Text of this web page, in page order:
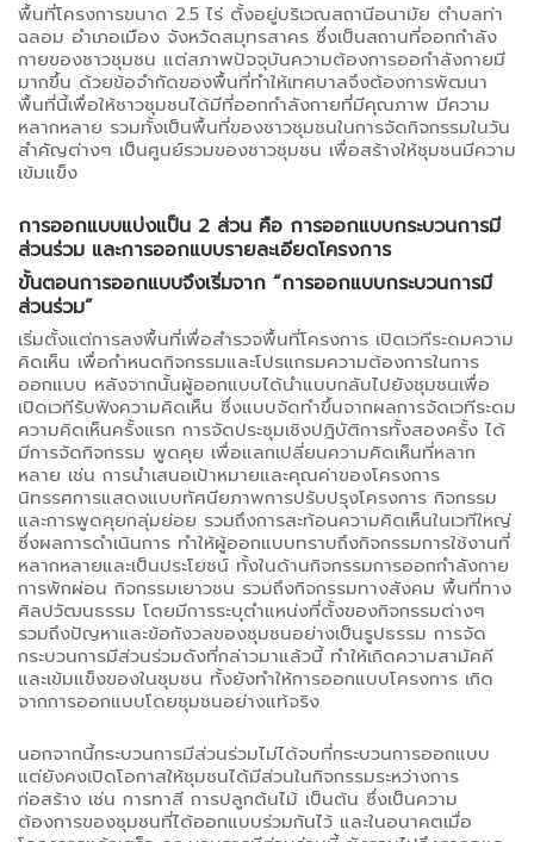
พื้นที่โครงการขนาด 2.5 ไร่ ตั้งอยู่บริเวณสถานีอนามัย ตำบลท่า
ฉลอม อำเภอเมือง จังหวัดสมุทรสาคร ซึ่งเป็นสถานที่ออกกำลัง
กายของชาวชุมชน แต่สภาพปัจจุบันความต้องการออกำลังกายมี
มากขึ้น ด้วยข้อจำกัดของพื้นที่ทำให้เทศบาลจึงต้องการพัฒนา
พื้นที่นี้เพื่อให้ชาวชุมชนได้มีที่ออกกำลังกายที่มีคุณภาพ มีความ
หลากหลาย รวมทั้งเป็นพื้นที่ของชาวชุมชนในการจัดกิจกรรมในวัน
สำคัญต่างๆ เป็นศูนย์รวมของชาวชุมชน เพื่อสร้างให้ชุมชนมีความ
เข้มแข็ง
การออกแบบแบ่งแป็น 2 ส่วน คือ การออกแบบกระบวนการมี
ส่วนร่วม และการออกแบบรายละเอียดโครงการ
ขั้นตอนการออกแบบจึงเริ่มจาก “การออกแบบกระบวนการมี
ส่วนร่วม”
เริ่มตั้งแต่การลงพื้นที่เพื่อสำรวจพื้นที่โครงการ เปิดเวทีระดมความ
คิดเห็น เพื่อกำหนดกิจกรรมและโปรแกรมความต้องการในการ
ออกแบบ หลังจากนั้นผู้ออกแบบได้นำแบบกลับไปยังชุมชนเพื่อ
เปิดเวทีรับฟังความคิดเห็น ซึ่งแบบจัดทำขึ้นจากผลการจัดเวทีระดม
ความคิดเห็นครั้งแรก การจัดประชุมเชิงปฎิบัติการทั้งสองครั้ง ได้
มีการจัดกิจกรรม พูดคุย เพื่อแลกเปลี่ยนความคิดเห็นที่หลาก
หลาย เช่น การนำเสนอเป้าหมายและคุณค่าของโครงการ
นิทรรศการแสดงแบบทัศนียภาพการปรับปรุงโครงการ กิจกรรม
และการพูดคุยกลุ่มย่อย รวมถึงการสะท้อนความคิดเห็นในเวทีใหญ่
ซึ่งผลการดำเนินการ ทำให้ผู้ออกแบบทราบถึงกิจกรรมการใช้งานที่
หลากหลายและเป็นประโยชน์ ทั้งในด้านกิจกรรมการออกกำลังกาย
การพักผ่อน กิจกรรมเยาวชน รวมถึงกิจกรรมทางสังคม พื้นที่ทาง
ศิลปวัฒนธรรม โดยมีการระบุตำแหน่งที่ตั้งของกิจกรรมต่างๆ
รวมถึงปัญหาและข้อกังวลของชุมชนอย่างเป็นรูปธรรม การจัด
กระบวนการมีส่วนร่วมดังที่กล่าวมาแล้วนี้ ทำให้เกิดความสามัคคี
และเข้มแข็งของในชุมชน ทั้งยังทำให้การออกแบบโครงการ เกิด
จากการออกแบบโดยชุมชนอย่างแท้จริง
นอกจากนี้กระบวนการมีส่วนร่วมไม่ได้จบที่กระบวนการออกแบบ
แต่ยังคงเปิดโอกาสให้ชุมชนได้มีส่วนในกิจกรรมระหว่างการ
ก่อสร้าง เช่น การทาสี การปลูกต้นไม้ เป็นต้น ซึ่งเป็นความ
ต้องการของชุมชนที่ได้ออกแบบร่วมกันไว้ และในอนาคตเมื่อ